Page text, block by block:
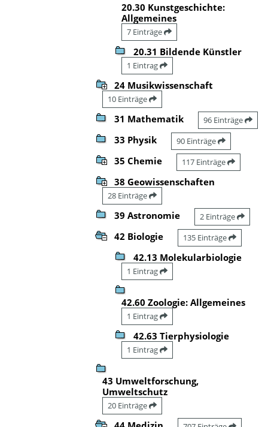
20.30 Kunstgeschichte:
Allgemeines
7 Einträge
20.31 Bildende Künstler
1 Eintrag
24 Musikwissenschaft
10 Einträge
31 Mathematik 96 Einträge
33 Physik 90 Einträge
35 Chemie 117 Einträge
38 Geowissenschaften
28 Einträge
39 Astronomie 2 Einträge
42 Biologie 135 Einträge
42.13 Molekularbiologie
1 Eintrag
42.60 Zoologie: Allgemeines
1 Eintrag
42.63 Tierphysiologie
1 Eintrag
43 Umweltforschung,
Umweltschutz
20 Einträge